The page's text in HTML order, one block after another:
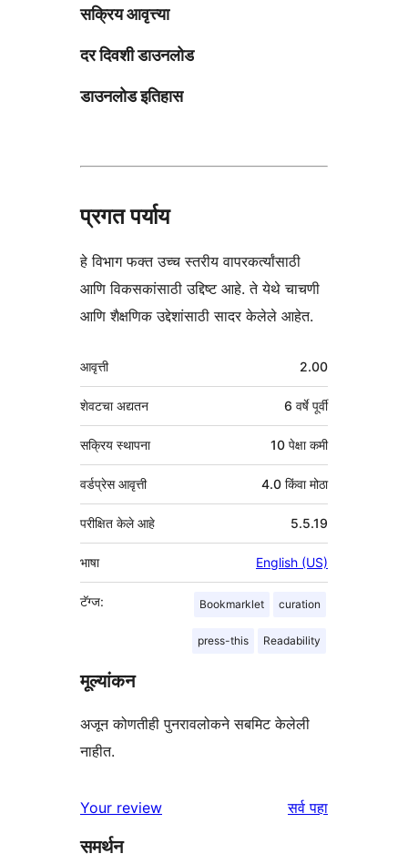
सक्रिय आवृत्त्या
दर दिवशी डाउनलोड
डाउनलोड इतिहास
प्रगत पर्याय
हे विभाग फक्त उच्च स्तरीय वापरकर्त्यांसाठी
आणि विकसकांसाठी उद्दिष्ट आहे. ते येथे चाचणी
आणि शैक्षणिक उद्देशांसाठी सादर केलेले आहेत.
मेटा
आवृत्ती 2.00
शेवटचा अद्यतन 6 वर्षेपूर्वी
सक्रिय स्थापना 10 पेक्षा कमी
वर्डप्रेस आवृत्ती 4.0 किंवा मोठा
परीक्षित केले आहे 5.5.19
भाषा English (US)
टॅग्ज: Bookmarklet curation
press-this Readability
मूल्यांकन
अजून कोणतीही पुनरावलोकने सबमिट केलेली
नाहीत.
Your review सर्वपुनरावलोकने
पहा
समर्थन